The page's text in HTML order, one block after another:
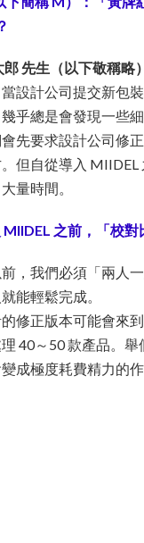
先生（以下敬稱略
設計公司提交新包
乎總是會發現一些細
先要求設計公司修
但自從導入
量時間。
之前，「校
，我們必須「兩人
能輕鬆完成。
修正版本可能會來
40～50 款產品。
成極度耗費精力的